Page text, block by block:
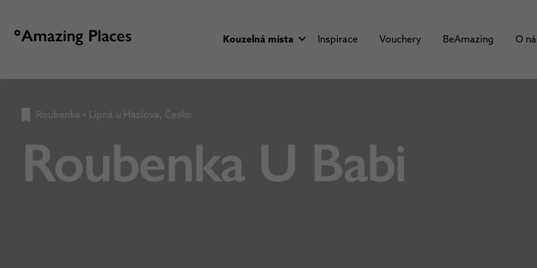
Kouzelná místa Inspirace Vouchery BeAmazing O
Roubenka • Lipná u Hazlova, Česko
Roubenka U Babi